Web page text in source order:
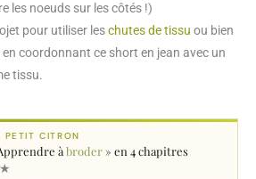
les noeuds sur les côtés !)
pour utiliser leschutes de tissu ou bien
coordonnant ce short en jean avec un
tissu.
PETIT CITRON
àbroder» en 4 chapitres
★